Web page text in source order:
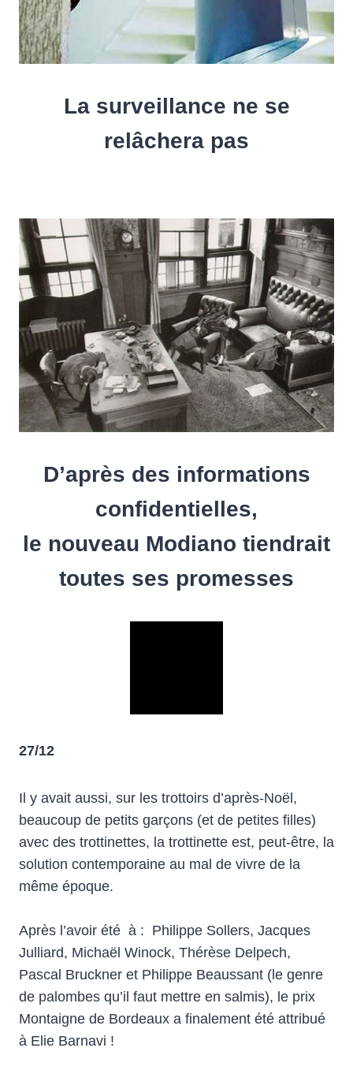
La surveillance ne se
relâchera pas
D’après des informations
confidentielles,
le nouveau Modiano tiendrait
toutes ses promesses
27/12
Il y avait aussi, sur les trottoirs d’après-Noël,
beaucoup de petits garçons (et de petites filles)
avec des trottinettes, la trottinette est, peut-être, la
solution contemporaine au mal de vivre de la
même époque.
Après l’avoir été à : Philippe Sollers, Jacques
Julliard, Michaël Winock, Thérèse Delpech,
Pascal Bruckner et Philippe Beaussant (le genre
de palombes qu’il faut mettre en salmis), le prix
Montaigne de Bordeaux a finalement été attribué
à Elie Barnavi !